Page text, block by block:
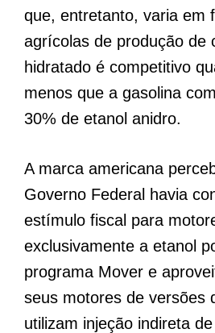
que, entretanto, varia em
agrícolas de produção de
hidratado é competitivo
menos que a gasolina
30% de etanol anidro.
A marca americana
Governo Federal havia
estímulo fiscal para
exclusivamente a etanol
programa Mover e
seus motores de versões
utilizam injeção indireta